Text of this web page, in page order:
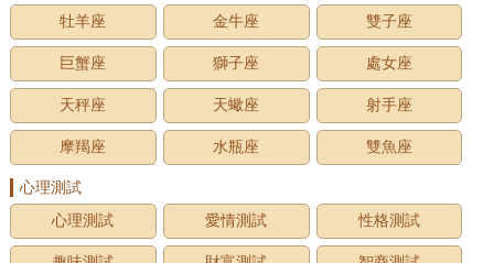
牡羊座 金牛座 雙子座
巨蟹座 獅子座 處女座
天秤座 天蠍座 射手座
摩羯座 水瓶座 雙魚座
心理測試
心理測試
愛情測試 性格測試